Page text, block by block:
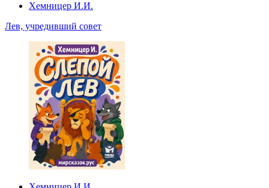
Хемницер И.И.
Лев, учредивший совет